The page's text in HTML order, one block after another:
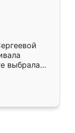
выбрала
потом
объяснил
с
без